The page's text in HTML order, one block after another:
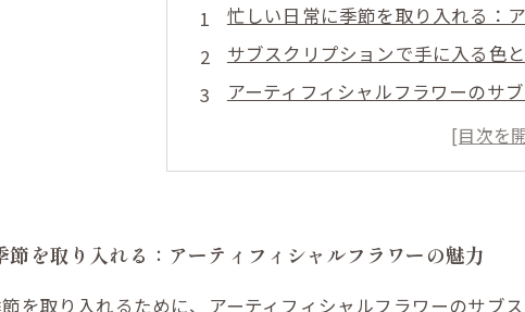
忙しい日常に季節を取り入れる：
サブスクリプションで手に入る色
アーティフィシャルフラワーのサ
季節ごとのテーマアレンジメントで
心を豊かにするアーティフィシャ
アーティフィシャルフラワーで築
節を取り入れる：アーティフィシャルフラワーの魅力
を取り入れるために、アーティフィシャルフラワーのサブ